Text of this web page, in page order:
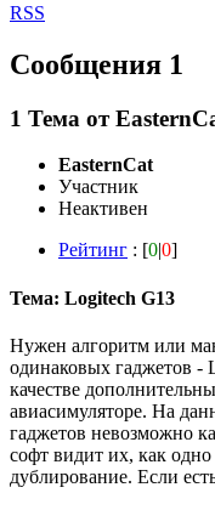
RSS
Сообщения 1
1 Тема от
EasternCat
Участник
Неактивен
Рейтинг : [0|0]
Тема: Logitech G13
Нужен алгоритм или
одинаковых гаджетов -
качестве
авиасимуляторе. На
гаджетов невозможно
софт видит их, как одно
дублирование. Если